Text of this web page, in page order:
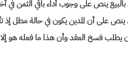
يطلب فسخ العقد وأن هذا ما فعله هو